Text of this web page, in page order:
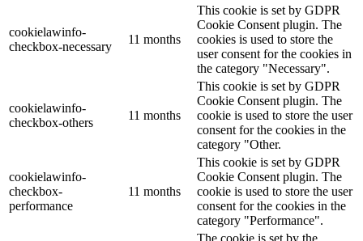
cookielawinfo-
checkbox-necessary
11 months
This cookie is set by GDPR
Cookie Consent plugin. The
cookies is used to store the
user consent for the cookies in
the category "Necessary".
cookielawinfo-
checkbox-others
11 months
This cookie is set by GDPR
Cookie Consent plugin. The
cookie is used to store the user
consent for the cookies in the
category "Other.
cookielawinfo-
checkbox-
performance
11 months
This cookie is set by GDPR
Cookie Consent plugin. The
cookie is used to store the user
consent for the cookies in the
category "Performance".
The cookie is set by the